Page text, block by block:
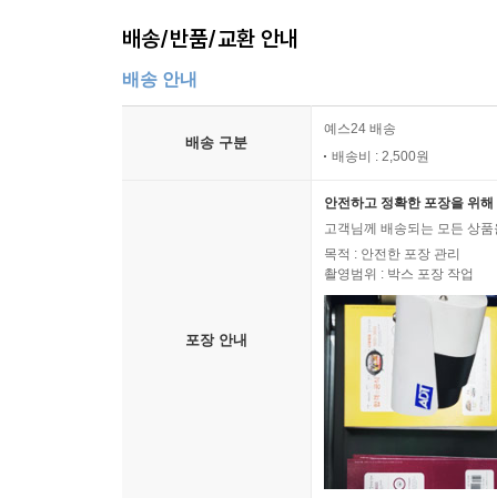
배송/반품/교환 안내
배송 안내
배송 구분
예스24 배송
배송비 : 2,500원
포장 안내
안전하고 정확한 포장을 위
고객님께 배송되는 모든 상
목적 : 안전한 포장 관리
촬영범위 : 박스 포장 작업